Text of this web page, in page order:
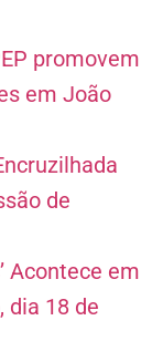
promovem
em João
de
Acontece em
dia 18 de